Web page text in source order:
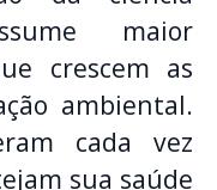
maior
crescem as
ambiental.
cada vez
sua saúde